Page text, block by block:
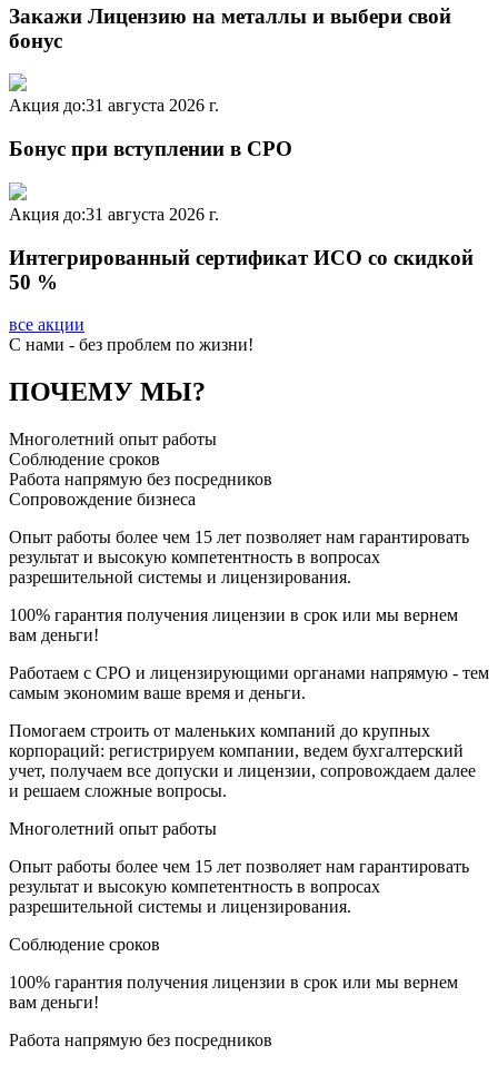
Закажи Лицензию на металлы и выбери свой
бонус
Акция до:31 августа 2026 г.
Бонус при вступлении в СРО
Акция до:31 августа 2026 г.
Интегрированный сертификат ИСО со скидкой
50 %
все акции
C нами - без проблем по жизни!
ПОЧЕМУ МЫ?
Многолетний опыт работы
Соблюдение сроков
Работа напрямую без посредников
Сопровождение бизнеса
Опыт работы более чем 15 лет позволяет нам гарантировать
результат и высокую компетентность в вопросах
разрешительной системы и лицензирования.
100% гарантия получения лицензии в срок или мы вернем
вам деньги!
Работаем с СРО и лицензирующими органами напрямую - тем
самым экономим ваше время и деньги.
Помогаем строить от маленьких компаний до крупных
корпораций: регистрируем компании, ведем бухгалтерский
учет, получаем все допуски и лицензии, сопровождаем далее
и решаем сложные вопросы.
Многолетний опыт работы
Опыт работы более чем 15 лет позволяет нам гарантировать
результат и высокую компетентность в вопросах
разрешительной системы и лицензирования.
Соблюдение сроков
100% гарантия получения лицензии в срок или мы вернем
вам деньги!
Работа напрямую без посредников